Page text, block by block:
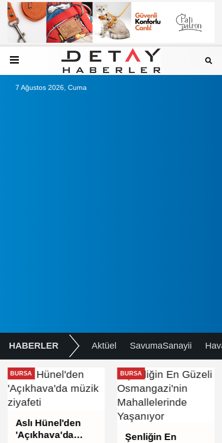
7 Ağustos 2026, Cuma
HABERLER Aktüel SavumaSanayii
BURSA
Aslı Hünel'den
'Açıkhava'da
BURSA
Şenliğin En